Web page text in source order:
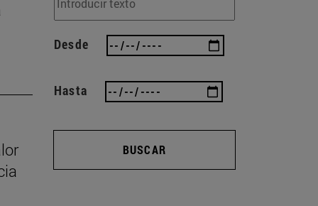
Desde
Hasta
BUSCAR